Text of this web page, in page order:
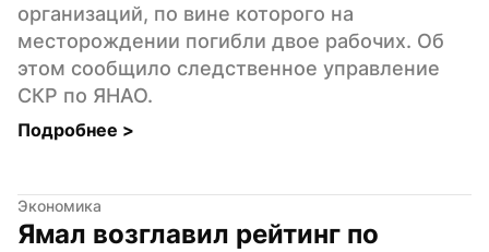
организаций, по вине которого на
месторождении погибли двое рабочих. Об
этом сообщило следственное управление
СКР по ЯНАО.
Подробнее >
Экономика
Ямал возглавил рейтинг по